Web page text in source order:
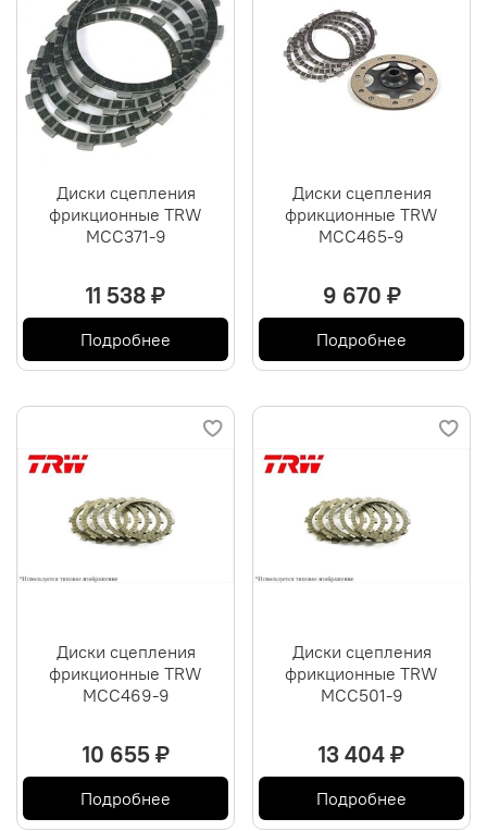
Диски сцепления
фрикционные TRW
MCC371-9
11 538 ₽
Подробнее
Диски сцепления
фрикционные TRW
MCC465-9
9 670 ₽
Подробнее
Диски сцепления
фрикционные TRW
MCC469-9
10 655 ₽
Подробнее
Диски сцепления
фрикционные TRW
MCC501-9
13 404 ₽
Подробнее